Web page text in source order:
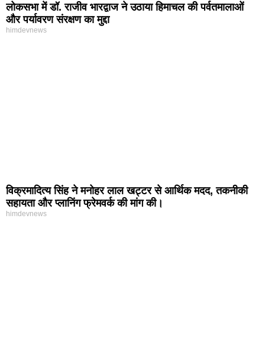
लोकसभा में डॉ. राजीव भारद्वाज ने उठाया हिमाचल की पर्वतमालाओं
और पर्यावरण संरक्षण का मुद्दा
himdevnews
विक्रमादित्य सिंह ने मनोहर लाल खट्टर से आर्थिक मदद, तकनीकी
सहायता और प्लानिंग फ्रेमवर्क की मांग की।
himdevnews